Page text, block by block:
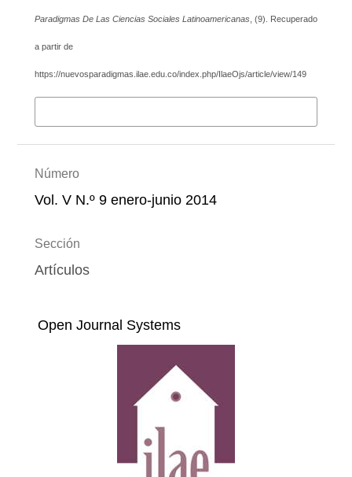
Paradigmas De Las Ciencias Sociales Latinoamericanas, (9). Recuperado
a partir de
https://nuevosparadigmas.ilae.edu.co/index.php/IlaeOjs/article/view/149
Número
Vol. V N.º 9 enero-junio 2014
Sección
Artículos
Open Journal Systems